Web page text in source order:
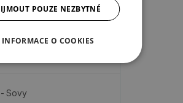
Sovy
POUZE NEZBYTNÉ
INFORMACE O COOKIES